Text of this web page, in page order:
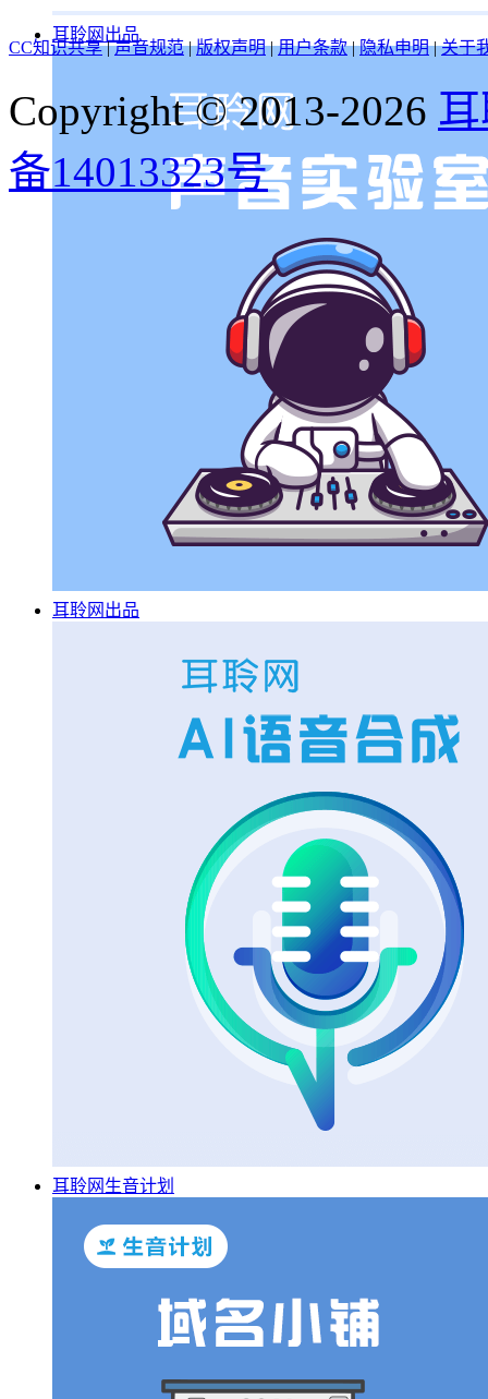
耳聆网出品
耳聆网出品
耳聆网生音计划
CC知识共享|声音规范|版权声明|用户条款|隐私申明|关于
Copyright © 2013-2026
备14013323号